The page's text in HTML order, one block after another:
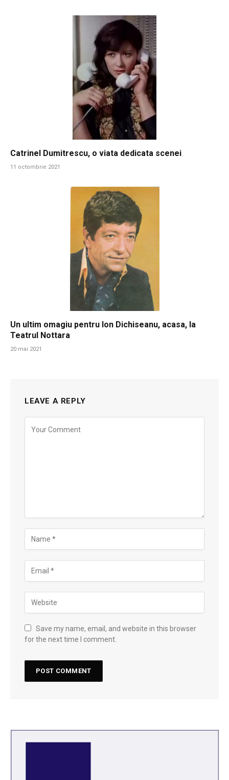
Catrinel Dumitrescu, o viata dedicata scenei
11 octombrie 2021
Un ultim omagiu pentru Ion Dichiseanu, acasa, la
Teatrul Nottara
20 mai 2021
LEAVE A REPLY
Save my name, email, and website in this browser
for the next time I comment.